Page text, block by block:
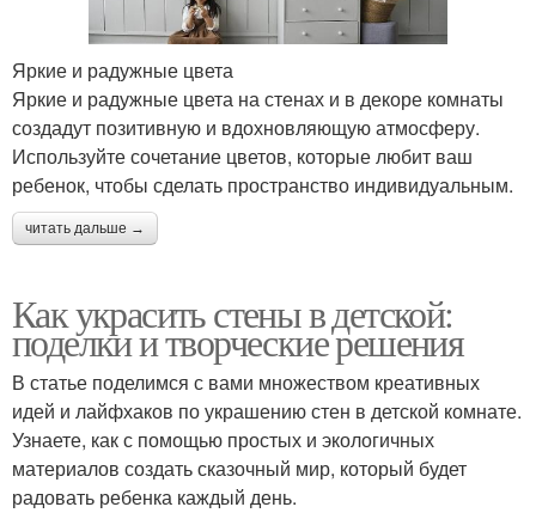
Яркие и радужные цвета
Яркие и радужные цвета на стенах и в декоре комнаты
создадут позитивную и вдохновляющую атмосферу.
Используйте сочетание цветов, которые любит ваш
ребенок, чтобы сделать пространство индивидуальным.
читать дальше →
Как украсить стены в детской:
поделки и творческие решения
В статье поделимся с вами множеством креативных
идей и лайфхаков по украшению стен в детской комнате.
Узнаете, как с помощью простых и экологичных
материалов создать сказочный мир, который будет
радовать ребенка каждый день.